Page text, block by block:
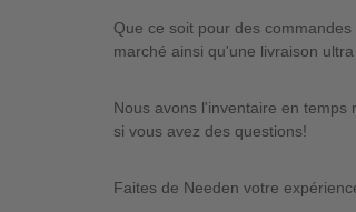
Que ce soit pour des
marché ainsi qu'une livraison
Nous avons l'inventaire en
si vous avez des questions!
Faites de Needen votre